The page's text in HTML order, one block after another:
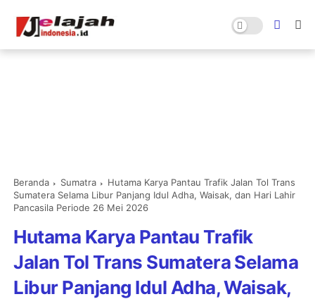
Beranda Sumatra
Hutama Karya Pantau Trafik Jalan Tol Trans
Sumatera Selama Libur Panjang Idul Adha, Waisak, dan Hari Lahir
Pancasila Periode 26 Mei 2026
Hutama Karya Pantau Trafik
Jalan Tol Trans Sumatera Selama
Libur Panjang Idul Adha, Waisak,